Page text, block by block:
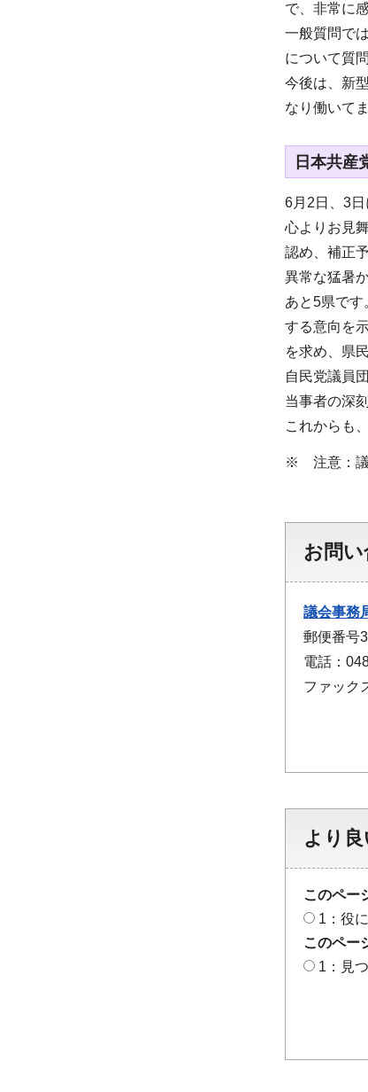
で、非常に
一般質問で
について質
今後は、新
なり働いて
日本共
6月2日、3
心よりお見
認め、補正
異常な猛暑
あと5県で
する意向を
を求め、県
自民党議員
当事者の深
これからも
※ 注意：議
お問
議会事務
郵便番号
電話：
ファック
より
このペー
1：役
このペー
1：見